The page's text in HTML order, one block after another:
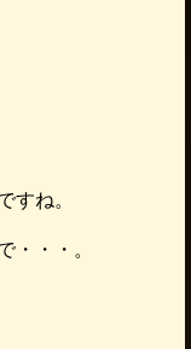
すね。
・・・。